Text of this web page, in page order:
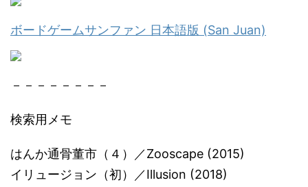
ボードゲームサンファン 日本語版 (San Juan)
－－－－－－－－
検索用メモ
はんか通骨董市（４）／Zooscape (2015)
イリュージョン（初）／Illusion (2018)